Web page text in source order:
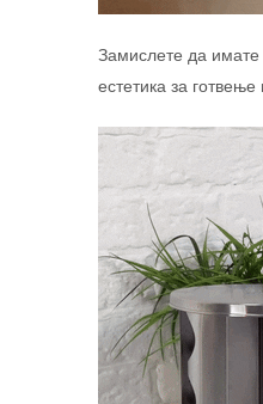
Замислете да имате
естетика за готвење